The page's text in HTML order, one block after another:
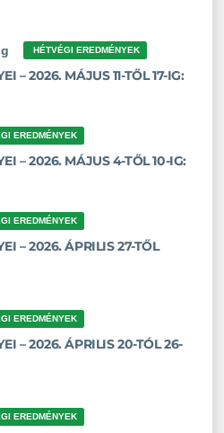
HÉTVÉGI EREDMÉNYEK
– 2026. MÁJUS 11-TŐL 17-IG:
EREDMÉNYEK
– 2026. MÁJUS 4-TŐL 10-IG:
EREDMÉNYEK
– 2026. ÁPRILIS 27-TŐL
EREDMÉNYEK
– 2026. ÁPRILIS 20-TÓL 26-
EREDMÉNYEK